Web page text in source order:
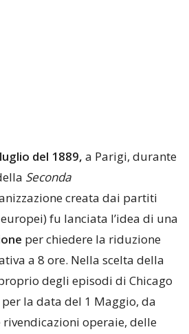
del 1889, a Parigi, durante
Seconda
creata dai partiti
fu lanciata l’idea di una
per chiedere la riduzione
a 8 ore. Nella scelta della
degli episodi di Chicago
la data del 1 Maggio, da
operaie, delle